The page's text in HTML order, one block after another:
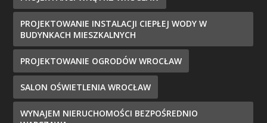
PROJEKTOWANIE INSTALACJI CIEPŁEJ WODY W
BUDYNKACH MIESZKALNYCH
PROJEKTOWANIE OGRODÓW WROCŁAW
SALON OŚWIETLENIA WROCŁAW
WYNAJEM NIERUCHOMOŚCI BEZPOŚREDNIO